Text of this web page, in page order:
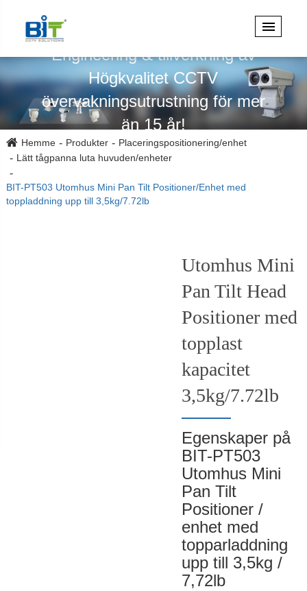
Engineering & tillverkning av
Högkvalitet CCTV
övervakningsutrustning för mer
än 15 år!
Hemme Produkter
Placeringspositionering/enhet
Lätt tågpanna luta huvuden/enheter
BIT-PT503 Utomhus Mini Pan Tilt Positioner/Enhet med
toppladdning upp till 3,5kg/7.72lb
Utomhus Mini
Pan Tilt Head
Positioner med
topplast
kapacitet
3,5kg/7.72lb
Egenskaper på
BIT-PT503
Utomhus Mini
Pan Tilt
Positioner /
enhet med
topparladdning
upp till 3,5kg /
7,72lb